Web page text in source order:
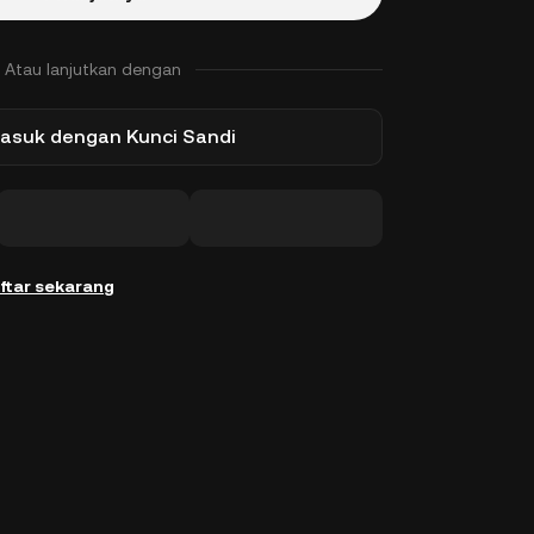
Atau lanjutkan dengan
dengan Kunci Sandi
sekarang